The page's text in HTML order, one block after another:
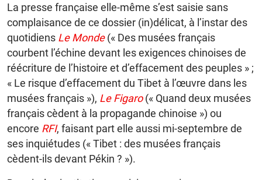
La presse française elle-même s’est saisie sans
complaisance de ce dossier (in)délicat, à l’instar des
quotidiens Le Monde(« Des musées français
courbent l’échine devant les exigences chinoises de
réécriture de l’histoire et d’effacement des peuples » ;
« Le risque d’effacement du Tibet à l’œuvre dans les
musées français »), Le Figaro(« Quand deux musées
français cèdent à la propagande chinoise ») ou
encore RFI, faisant part elle aussi mi-septembre de
ses inquiétudes (« Tibet : des musées français
cèdent-ils devant Pékin ? »).